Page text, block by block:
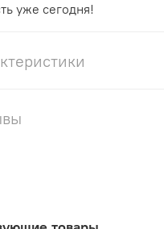
уже сегодня!